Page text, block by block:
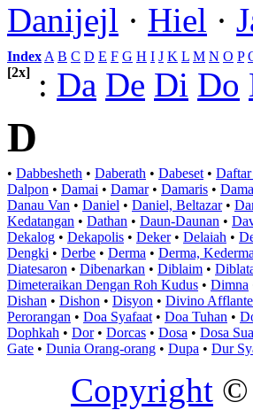
Danijejl · Hiel ·
Index: A B C D E F G H I J K L M N O P
[2x]
: Da De Di Do
D
• Dabbesheth • Daberath • Dabeset • Daftar
Dalpon • Damai • Damar• Damaris •
Danau Van • Daniel • Daniel, Beltazar•
Kedatangan • Dathan • Daun-Daunan •
Dekalog • Dekapolis • Deker• Delaiah •
Dengki • Derbe • Derma • Derma,
Diatesaron • Dibenarkan • Diblaim •
Dimeteraikan Dengan Roh Kudus • Dimna
Dishan • Dishon • Disyon • Divino
Perorangan • Doa Syafaat • Doa Tuhan •
Dophkah • Dor• Dorcas • Dosa • Dosa
Gate • Dunia Orang-orang • Dupa • Dur
Copyright ©